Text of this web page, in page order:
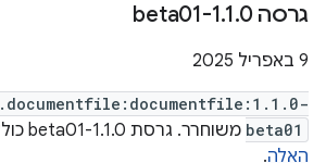
גרסה 1 .1.0-beta01
9 באפריל 2025
beta01 משוחרר. גרסת 1.1.0-beta01 כוללת את
האלה.